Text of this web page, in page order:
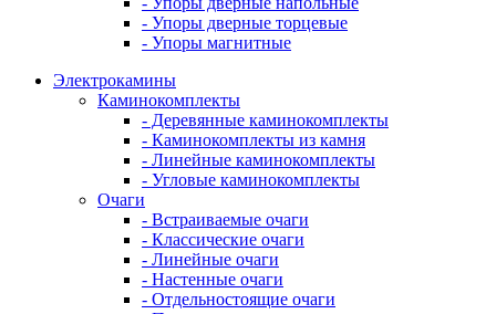
- Упоры дверные торцевые
- Упоры магнитные
Электрокамины
Каминокомплекты
- Деревянные каминокомплекты
- Каминокомплекты из камня
- Линейные каминокомплекты
- Угловые каминокомплекты
Очаги
- Встраиваемые очаги
- Классические очаги
- Линейные очаги
- Настенные очаги
- Отдельностоящие очаги